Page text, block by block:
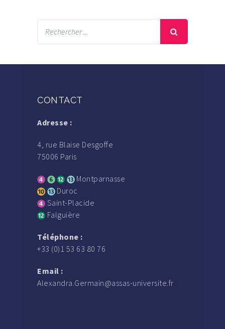
CONTACT
Adresse :
4, rue Blaise Desgoffe
75006 Paris
Montparnasse
Duroc
Saint-Placide
Falguière
Téléphone :
+33 (0)1 53 63 80 76
Email :
Alexandra.Germain@assas-universite.fr